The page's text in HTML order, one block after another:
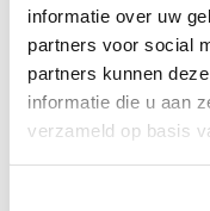
informatie over uw
partners voor social
partners kunnen
informatie die u aan
verzameld op basis
Een
contacten
culturen.